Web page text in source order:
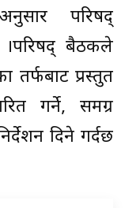
परिषद्
बैठकले
तर्फबाट प्रस्तुत
गर्ने, समग्र
दिने गर्दछ